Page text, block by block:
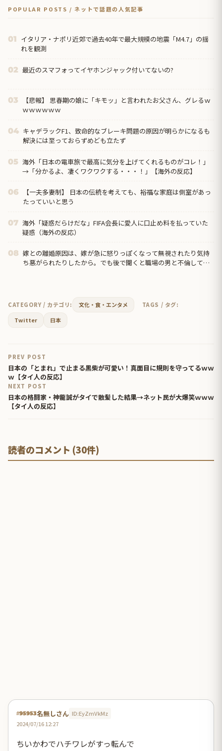
POPULAR POSTS / ネットで話題の人気記事
01 イタリア・ナポリ近郊で過去40年で最大規模の地震「M4.7」の揺
れを観測
02 最近のスマフォってイヤホンジャック付いてないの?
03
【悲報】 思春期の娘に「キモッ」と言われたお父さん、グレるｗ
ｗｗｗｗｗｗ
04 キャデラックF1、致命的なブレーキ問題の原因が明らかになるも
解決には至っておらずめども立たず
05 海外「日本の電車旅で最高に気分を上げてくれるものがコレ！」
→「分かるよ、凄くワクワクする・・・！」【海外の反応】
06
【一夫多妻制】 日本の伝統を考えても、裕福な家庭は側室があっ
たっていいと思う
07 海外「疑惑だらけだな」FIFA会長に愛人に口止め料を払っていた
疑惑（海外の反応）
08 嫁との離婚原因は、嫁が急に怒りっぽくなって無視されたり気持
ち悪がられたりしたから。でも後で聞くと職場の男と不倫してい
CATEGORY / カテゴリ: 文化・食・エンタメ
TAGS / タグ:
Twitter
日本
PREV POST
日本の「とまれ」で止まる黒柴が可愛い！真面目に規則を守ってるｗｗ
ｗ【タイ人の反応】
NEXT POST
日本の格闘家・神龍誠がタイで散髪した結果→ネット民が大爆笑ｗｗｗ
【タイ人の反応】
読者のコメント (30件)
#95953名無しさん ID:EyZmVkMz
2024/07/16 12:27
ちいかわでハチワレがすっ転んで